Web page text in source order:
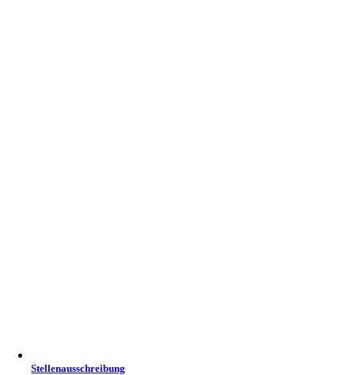
Stellenausschreibung